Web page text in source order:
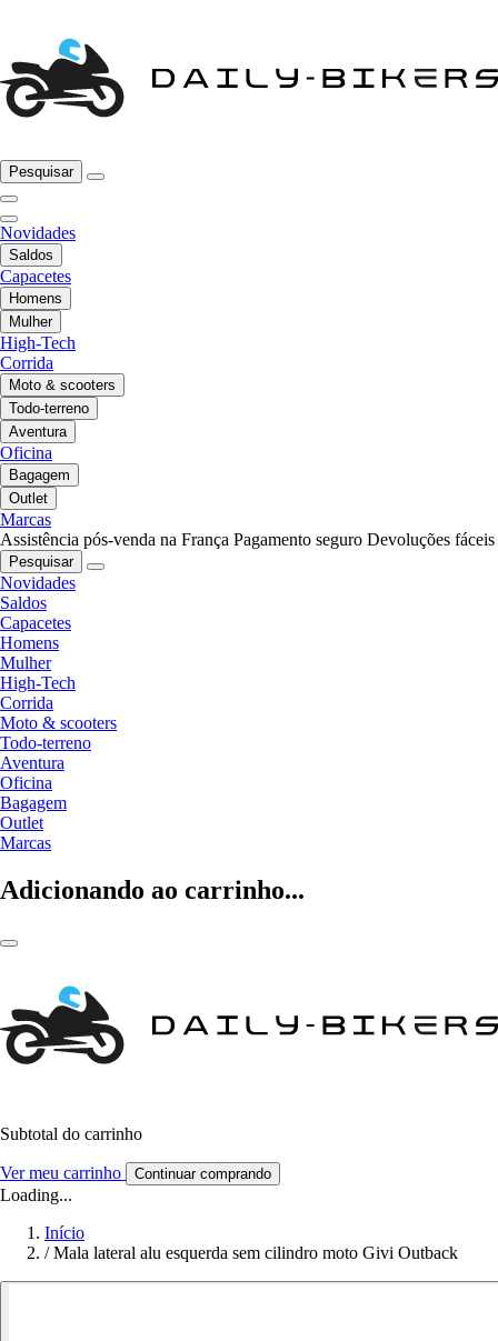
Pesquisar
Novidades
Saldos
Capacetes
Homens
Mulher
High-Tech
Corrida
Moto & scooters
Todo-terreno
Aventura
Oficina
Bagagem
Outlet
Marcas
Assistência pós-venda na França Pagamento seguro Devoluções fáceis
Pesquisar
Novidades
Saldos
Capacetes
Homens
Mulher
High-Tech
Corrida
Moto & scooters
Todo-terreno
Aventura
Oficina
Bagagem
Outlet
Marcas
Adicionando ao carrinho...
Subtotal do carrinho
Ver meu carrinho Continuar comprando
Loading...
Início
/ Mala lateral alu esquerda sem cilindro moto Givi Outback